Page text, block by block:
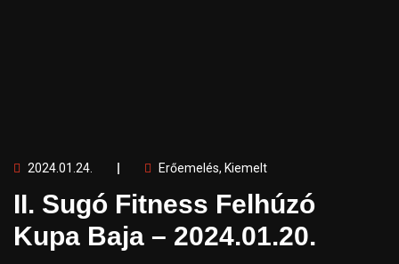
2024.01.24. Erőemelés, Kiemelt
II. Sugó Fitness Felhúzó
Kupa Baja – 2024.01.20.